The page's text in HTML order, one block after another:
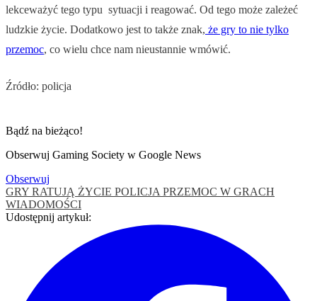
lekceważyć tego typu sytuacji i reagować. Od tego może zależeć
ludzkie życie. Dodatkowo jest to także znak, że gry to nie tylko
przemoc, co wielu chce nam nieustannie wmówić.
Źródło: policja
Bądź na bieżąco!
Obserwuj Gaming Society w Google News
Obserwuj
GRY RATUJĄ ŻYCIE POLICJA PRZEMOC W GRACH
WIADOMOŚCI
Udostępnij artykuł: